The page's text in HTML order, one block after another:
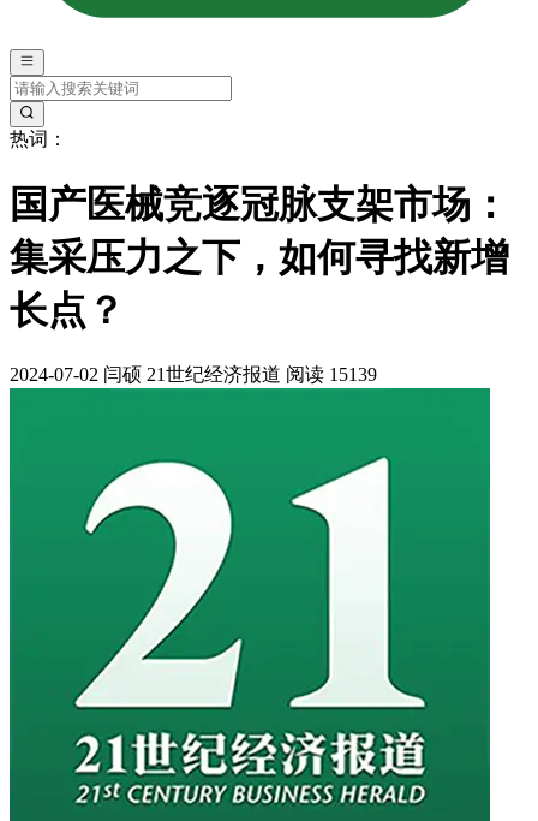
热词：
国产医械竞逐冠脉支架市场：
集采压力之下，如何寻找新增
长点？
2024-07-02 闫硕 21世纪经济报道 阅读 15139